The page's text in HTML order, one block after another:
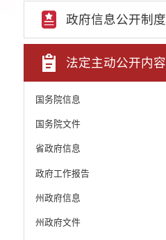
政府信息公开制度
法定主动公开内容
国务院信息
国务院文件
省政府信息
政府工作报告
州政府信息
州政府文件